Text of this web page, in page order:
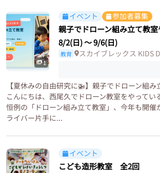
1
イベント 参加者募集
親子でドローン組み立て教室
8/2(日)〜9/6(日)
教育 スカイブレックス KIDS
【夏休みの自由研究に🚁】親子でドローン組み
こんにちは、西尾久でドローン教室をやってい
恒例の「ドローン組み立て教室」、今年も開催
ライバー片手に...
イベント
こども造形教室 全2回